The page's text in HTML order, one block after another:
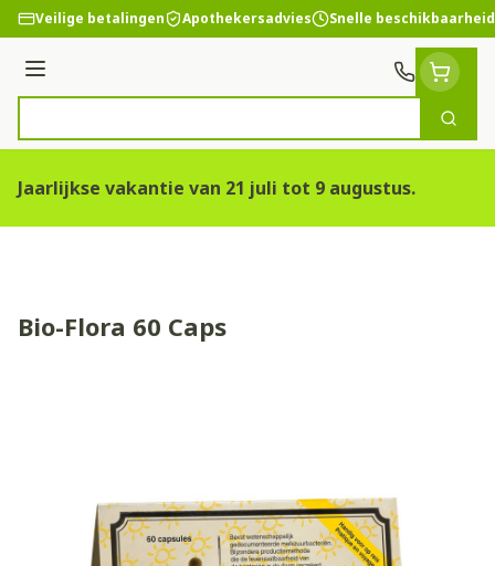
Ga naar de inhoud
Veilige betalingen Apothekersadvies Snelle beschikbaarheid
Menu
Zoek
Jaarlijkse vakantie van 21 juli tot 9 augustus.
Bio-Flora 60 Caps